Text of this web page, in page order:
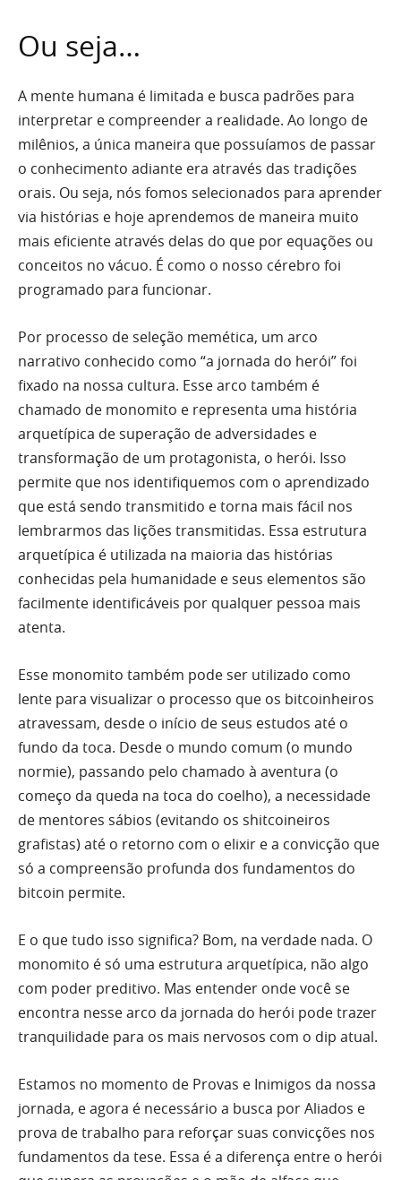
Ou seja…
A mente humana é limitada e busca padrões para
interpretar e compreender a realidade. Ao longo de
milênios, a única maneira que possuíamos de passar
o conhecimento adiante era através das tradições
orais. Ou seja, nós fomos selecionados para aprender
via histórias e hoje aprendemos de maneira muito
mais eficiente através delas do que por equações ou
conceitos no vácuo. É como o nosso cérebro foi
programado para funcionar.
Por processo de seleção memética, um arco
narrativo conhecido como “a jornada do herói” foi
fixado na nossa cultura. Esse arco também é
chamado de monomito e representa uma história
arquetípica de superação de adversidades e
transformação de um protagonista, o herói. Isso
permite que nos identifiquemos com o aprendizado
que está sendo transmitido e torna mais fácil nos
lembrarmos das lições transmitidas. Essa estrutura
arquetípica é utilizada na maioria das histórias
conhecidas pela humanidade e seus elementos são
facilmente identificáveis por qualquer pessoa mais
atenta.
Esse monomito também pode ser utilizado como
lente para visualizar o processo que os bitcoinheiros
atravessam, desde o início de seus estudos até o
fundo da toca. Desde o mundo comum (o mundo
normie), passando pelo chamado à aventura (o
começo da queda na toca do coelho), a necessidade
de mentores sábios (evitando os shitcoineiros
grafistas) até o retorno com o elixir e a convicção que
só a compreensão profunda dos fundamentos do
bitcoin permite.
E o que tudo isso significa? Bom, na verdade nada. O
monomito é só uma estrutura arquetípica, não algo
com poder preditivo. Mas entender onde você se
encontra nesse arco da jornada do herói pode trazer
tranquilidade para os mais nervosos com o dip atual.
Estamos no momento de Provas e Inimigos da nossa
jornada, e agora é necessário a busca por Aliados e
prova de trabalho para reforçar suas convicções nos
fundamentos da tese. Essa é a diferença entre o herói